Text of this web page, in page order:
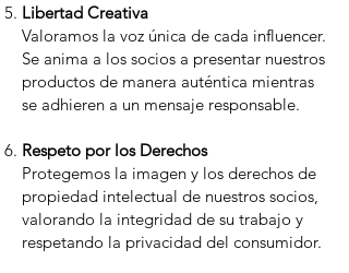
Libertad Creativa
Valoramos la voz única de cada influencer.
Se anima a los socios a presentar nuestros
productos de manera auténtica mientras
se adhieren a un mensaje responsable.
Respeto por los Derechos
Protegemos la imagen y los derechos de
propiedad intelectual de nuestros socios,
valorando la integridad de su trabajo y
respetando la privacidad del consumidor.